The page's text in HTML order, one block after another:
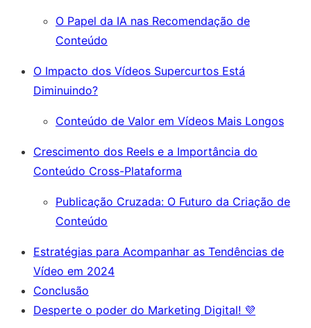
O Papel da IA nas Recomendação de
Conteúdo
O Impacto dos Vídeos Supercurtos Está
Diminuindo?
Conteúdo de Valor em Vídeos Mais Longos
Crescimento dos Reels e a Importância do
Conteúdo Cross-Plataforma
Publicação Cruzada: O Futuro da Criação de
Conteúdo
Estratégias para Acompanhar as Tendências de
Vídeo em 2024
Conclusão
Desperte o poder do Marketing Digital! 💜